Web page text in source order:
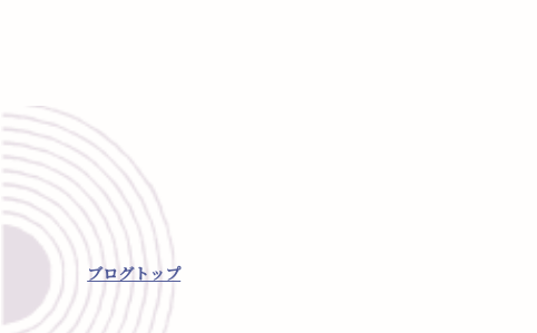
ブログトップ